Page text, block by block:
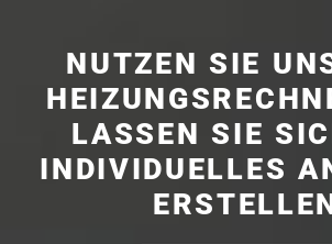
NUTZEN SIE
LASSEN SIE
INDIVIDUELLES